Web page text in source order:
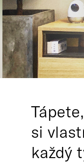
si
každý